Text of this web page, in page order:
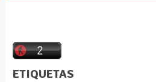
ETIQUETAS